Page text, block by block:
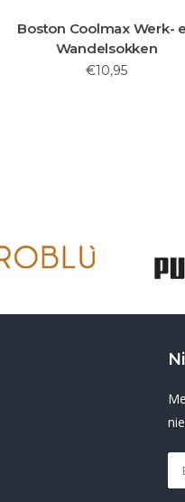
Coolmax
Werksokken
€10,95